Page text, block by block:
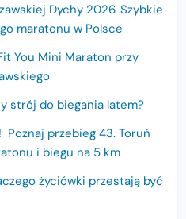
Dychy 2026. Szybkie
maratonu w Polsce
You Mini Maraton przy
strój do biegania latem?
przebieg 43. Toruń
i biegu na 5 km
życiówki przestają być